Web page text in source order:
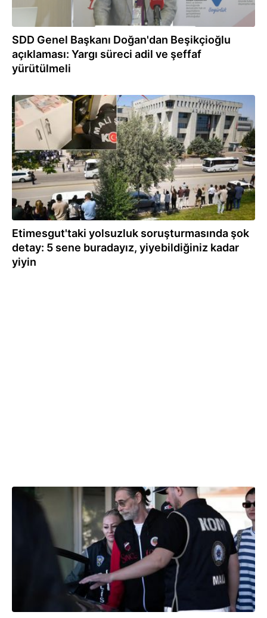
SDD Genel Başkanı Doğan'dan Beşikçioğlu
açıklaması: Yargı süreci adil ve şeffaf
yürütülmeli
05.08.2026
Etimesgut'taki yolsuzluk soruşturmasında şok
detay: 5 sene buradayız, yiyebildiğiniz kadar
yiyin
04.08.2026